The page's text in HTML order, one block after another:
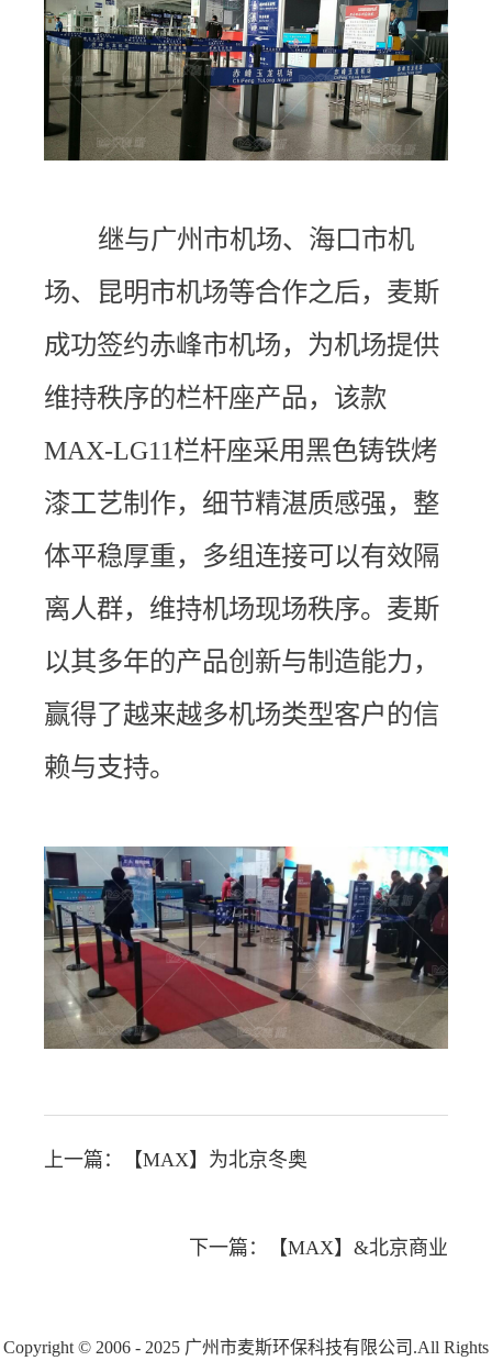
继与广州市机场、海口市机
场、昆明市机场等合作之后，麦斯
成功签约赤峰市机场，为机场提供
维持秩序的栏杆座产品，该款
MAX-LG11栏杆座采用黑色铸铁烤
漆工艺制作，细节精湛质感强，整
体平稳厚重，多组连接可以有效隔
离人群，维持机场现场秩序。麦斯
以其多年的产品创新与制造能力，
赢得了越来越多机场类型客户的信
赖与支持。
上一篇： 【MAX】为北京冬奥
下一篇： 【MAX】&北京商业
Copyright © 2006 - 2025 广州市麦斯环保科技有限公司.All Rights